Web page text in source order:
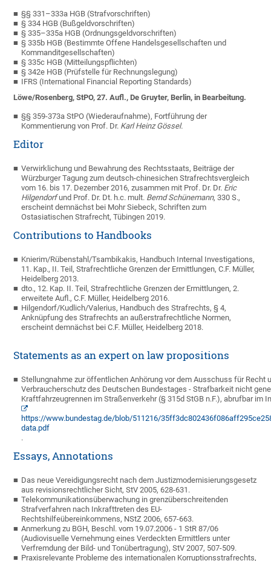
§§ 331–333a HGB (Strafvorschriften)
§ 334 HGB (Bußgeldvorschriften)
§ 335–335a HGB (Ordnungsgeldvorschriften)
§ 335b HGB (Bestimmte Offene Handelsgesellschaften und
Kommanditgesellschaften)
§ 335c HGB (Mitteilungspflichten)
§ 342e HGB (Prüfstelle für Rechnungslegung)
IFRS (International Financial Reporting Standards)
Löwe/Rosenberg, StPO, 27. Aufl., De Gruyter, Berlin, in Bearbeitung.
§§ 359-373a StPO (Wiederaufnahme), Fortführung der
Kommentierung von Prof. Dr. Karl Heinz Gössel.
Editor
Verwirklichung und Bewahrung des Rechtsstaats, Beiträge der
Würzburger Tagung zum deutsch-chinesichen Strafrechtsvergleich
vom 16. bis 17. Dezember 2016, zusammen mit Prof. Dr. Dr. Eric
Hilgendorfund Prof. Dr. Dt. h.c. mult. Bernd Schünemann, 330 S.,
erscheint demnächst bei Mohr Siebeck, Schriften zum
Ostasiatischen Strafrecht, Tübingen 2019.
Contributions to Handbooks
Knierim/Rübenstahl/Tsambikakis, Handbuch Internal Investigations,
11. Kap., II. Teil, Strafrechtliche Grenzen der Ermittlungen, C.F. Müller,
Heidelberg 2013.
dto., 12. Kap. II. Teil, Strafrechtliche Grenzen der Ermittlungen, 2.
erweitete Aufl., C.F. Müller, Heidelberg 2016.
Hilgendorf/Kudlich/Valerius, Handbuch des Strafrechts, § 4,
Anknüpfung des Strafrechts an außerstrafrechtliche Normen,
erscheint demnächst bei C.F. Müller, Heidelberg 2018.
Statements as an expert on law propositions
Stellungnahme zur öffentlichen Anhörung vor dem Ausschuss für Recht
Verbraucherschutz des Deutschen Bundestages - Strafbarkeit nicht
Kraftfahrzeugrennen im Straßenverkehr (§ 315d StGB n.F.), abrufbar im
https://www.bundestag.de/blob/511216/
data.pdf
.
Essays, Annotations
Das neue Vereidigungsrecht nach dem Justizmodernisierungsgesetz
aus revisionsrechtlicher Sicht, StV 2005, 628-631.
Telekommunikationsüberwachung in grenzüberschreitenden
Strafverfahren nach Inkrafttreten des EU-
Rechtshilfeübereinkommens, NStZ 2006, 657-663.
Anmerkung zu BGH, Beschl. vom 19.07.2006 - 1 StR 87/06
(Audiovisuelle Vernehmung eines Verdeckten Ermittlers unter
Verfremdung der Bild- und Tonübertragung), StV 2007, 507-509.
Praxisrelevante Probleme des internationalen Korruptionsstrafrechts,